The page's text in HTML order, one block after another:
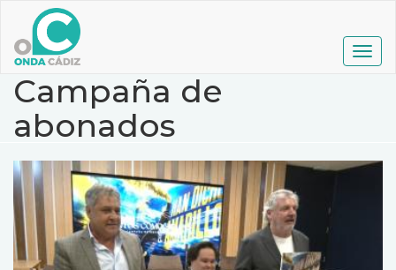
contenido
principal
Campaña de
abonados